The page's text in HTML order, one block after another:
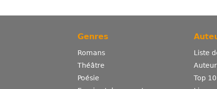
Genres
Romans
Théâtre
Poésie
Liste
Top